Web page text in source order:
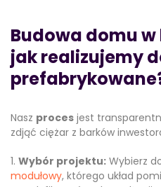
Budowa domu
jak realizujemy
Nasz proces jest
zdjąć ciężar z barków
Wybór projektu: Wybierz
modułowy, którego układ